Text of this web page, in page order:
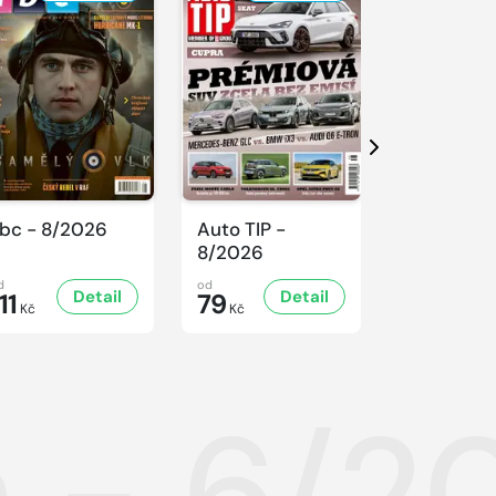
- 8/2026
Kč
Detail
Auto TIP -
8/2026
od
79 Kč
Detail
Další